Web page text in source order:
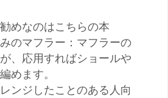
めなのはこちらの本
のマフラー：マフラーの
、応用すればショールや
めます。
ンジしたことのある人向